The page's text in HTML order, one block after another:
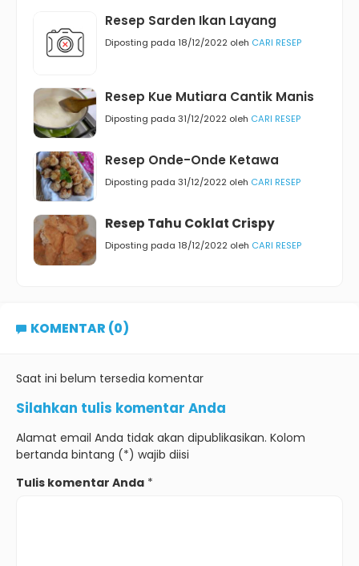
Resep Sarden Ikan Layang
Diposting pada 18/12/2022 oleh CARI RESEP
Resep Kue Mutiara Cantik Manis
Diposting pada 31/12/2022 oleh CARI RESEP
Resep Onde-Onde Ketawa
Diposting pada 31/12/2022 oleh CARI RESEP
Resep Tahu Coklat Crispy
Diposting pada 18/12/2022 oleh CARI RESEP
KOMENTAR (0)
Saat ini belum tersedia komentar
Silahkan tulis komentar Anda
Alamat email Anda tidak akan dipublikasikan. Kolom
bertanda bintang (*) wajib diisi
Tulis komentar Anda *